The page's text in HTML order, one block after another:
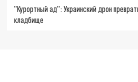
"Курортный ад": Украинский дрон
кладбище